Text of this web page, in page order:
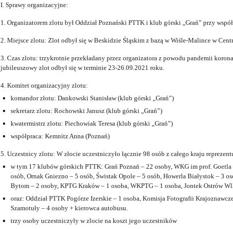
I. Sprawy organizacyjne:
1. Organizatorem zlotu był Oddział Poznański PTTK i klub górski „Grań” przy
2. Miejsce zlotu: Zlot odbył się w Beskidzie Śląskim z bazą w Wiśle-Malince w
3. Czas zlotu: trzykrotnie przekładany przez organizatora z powodu pandemii
jubileuszowy zlot odbył się w terminie 23-26.09.2021 roku.
4. Komitet organizacyjny zlotu:
komandor złotu: Dankowski Stanisław (klub górski „Grań”)
sekretarz zlotu: Rochowski Janusz (klub górski „Grań”)
kwatermistrz zlotu: Piechowiak Teresa (klub górski „Grań”)
współpraca: Kemnitz Anna (Poznań)
5. Uczestnicy zlotu: W złocie uczestniczyło łącznie 98 osób z całego kraju
w tym 17 klubów górskich PTTK: Grań Poznań – 22 osoby, WKG im prof.
osób, Ornak Gniezno – 5 osób, Świstak Opole – 5 osób, Howerla Białystok – 3
Bytom – 2 osoby, KPTG Kraków – 1 osoba, WKPTG – 1 osoba, Jontek Ostrów
oraz: Oddział PTTK Pogórze Izerskie – 1 osoba, Komisja Fotografii
Szamotuły – 4 osoby + kierowca autobusu.
trzy osoby uczestniczyły w zlocie na koszt jego uczestników